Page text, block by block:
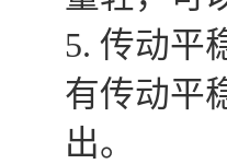
5. 传动平
有传动平
出。